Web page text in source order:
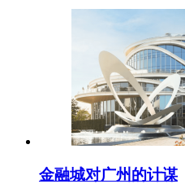
金融城对广州的计谋